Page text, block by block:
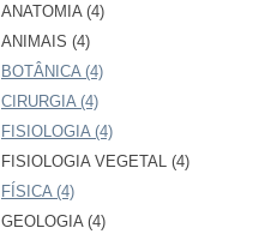
ANATOMIA (4)
ANIMAIS (4)
BOTÂNICA (4)
CIRURGIA (4)
FISIOLOGIA (4)
FISIOLOGIA VEGETAL (4)
FÍSICA (4)
GEOLOGIA (4)